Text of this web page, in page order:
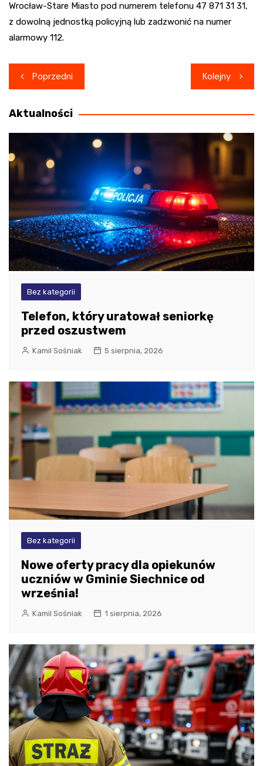
Wrocław-Stare Miasto pod numerem telefonu 47 871 31 31,
z dowolną jednostką policyjną lub zadzwonić na numer
alarmowy 112.
Nawigacja
wpisu
Poprzedni Kolejny
Aktualności
Bez kategorii
Telefon, który uratował seniorkę
przed oszustwem
Kamil Sośniak 5 sierpnia, 2026
Bez kategorii
Nowe oferty pracy dla opiekunów
uczniów w Gminie Siechnice od
września!
Kamil Sośniak 1 sierpnia, 2026